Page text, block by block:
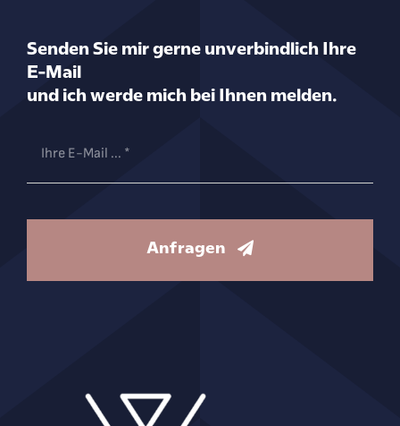
Senden Sie mir gerne unverbindlich Ihre
E-Mail
und ich werde mich bei Ihnen melden.
Anfragen